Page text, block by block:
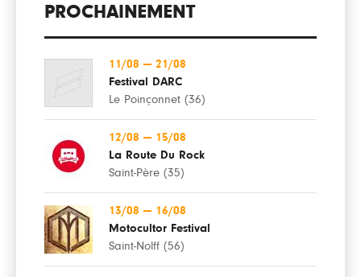
PROCHAINEMENT
11/08 — 21/08
Festival DARC
Le Poinçonnet (36)
12/08 — 15/08
La Route Du Rock
Saint-Père (35)
13/08 — 16/08
Motocultor Festival
Saint-Nolff (56)